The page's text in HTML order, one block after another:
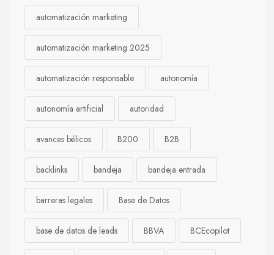
automatización marketing
automatización marketing 2025
automatización responsable autonomía
autonomía artificial autoridad
avances bélicos B200 B2B
backlinks bandeja bandeja entrada
barreras legales Base de Datos
base de datos de leads BBVA BCEcopilot